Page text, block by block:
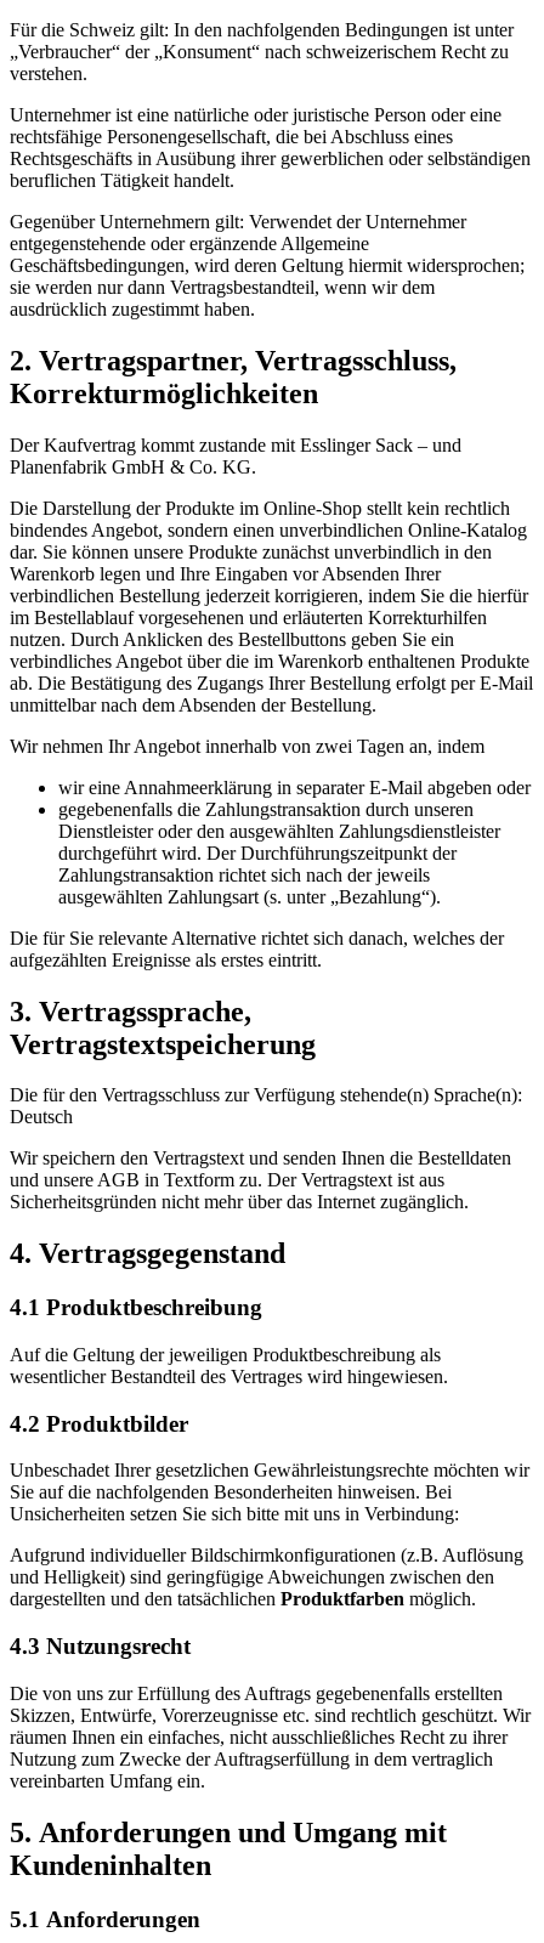
Für die Schweiz gilt: In den nachfolgenden Bedingungen ist unter
„Verbraucher“ der „Konsument“ nach schweizerischem Recht zu
verstehen.
Unternehmer ist eine natürliche oder juristische Person oder eine
rechtsfähige Personengesellschaft, die bei Abschluss eines
Rechtsgeschäfts in Ausübung ihrer gewerblichen oder selbständigen
beruflichen Tätigkeit handelt.
Gegenüber Unternehmern gilt: Verwendet der Unternehmer
entgegenstehende oder ergänzende Allgemeine
Geschäftsbedingungen, wird deren Geltung hiermit widersprochen;
sie werden nur dann Vertragsbestandteil, wenn wir dem
ausdrücklich zugestimmt haben.
2. Vertragspartner, Vertragsschluss,
Korrekturmöglichkeiten
Der Kaufvertrag kommt zustande mit Esslinger Sack – und
Planenfabrik GmbH & Co. KG.
Die Darstellung der Produkte im Online-Shop stellt kein rechtlich
bindendes Angebot, sondern einen unverbindlichen Online-Katalog
dar. Sie können unsere Produkte zunächst unverbindlich in den
Warenkorb legen und Ihre Eingaben vor Absenden Ihrer
verbindlichen Bestellung jederzeit korrigieren, indem Sie die hierfür
im Bestellablauf vorgesehenen und erläuterten Korrekturhilfen
nutzen. Durch Anklicken des Bestellbuttons geben Sie ein
verbindliches Angebot über die im Warenkorb enthaltenen Produkte
ab. Die Bestätigung des Zugangs Ihrer Bestellung erfolgt per E-Mail
unmittelbar nach dem Absenden der Bestellung.
Wir nehmen Ihr Angebot innerhalb von zwei Tagen an, indem
wir eine Annahmeerklärung in separater E-Mail abgeben oder
gegebenenfalls die Zahlungstransaktion durch unseren
Dienstleister oder den ausgewählten Zahlungsdienstleister
durchgeführt wird. Der Durchführungszeitpunkt der
Zahlungstransaktion richtet sich nach der jeweils
ausgewählten Zahlungsart (s. unter „Bezahlung“).
Die für Sie relevante Alternative richtet sich danach, welches der
aufgezählten Ereignisse als erstes eintritt.
3. Vertragssprache,
Vertragstextspeicherung
Die für den Vertragsschluss zur Verfügung stehende(n) Sprache(n):
Deutsch
Wir speichern den Vertragstext und senden Ihnen die Bestelldaten
und unsere AGB in Textform zu. Der Vertragstext ist aus
Sicherheitsgründen nicht mehr über das Internet zugänglich.
4. Vertragsgegenstand
4.1 Produktbeschreibung
Auf die Geltung der jeweiligen Produktbeschreibung als
wesentlicher Bestandteil des Vertrages wird hingewiesen.
4.2 Produktbilder
Unbeschadet Ihrer gesetzlichen Gewährleistungsrechte möchten wir
Sie auf die nachfolgenden Besonderheiten hinweisen. Bei
Unsicherheiten setzen Sie sich bitte mit uns in Verbindung:
Aufgrund individueller Bildschirmkonfigurationen (z.B. Auflösung
und Helligkeit) sind geringfügige Abweichungen zwischen den
dargestellten und den tatsächlichen Produktfarben möglich.
4.3 Nutzungsrecht
Die von uns zur Erfüllung des Auftrags gegebenenfalls erstellten
Skizzen, Entwürfe, Vorerzeugnisse etc. sind rechtlich geschützt. Wir
räumen Ihnen ein einfaches, nicht ausschließliches Recht zu ihrer
Nutzung zum Zwecke der Auftragserfüllung in dem vertraglich
vereinbarten Umfang ein.
5. Anforderungen und Umgang mit
Kundeninhalten
5.1 Anforderungen